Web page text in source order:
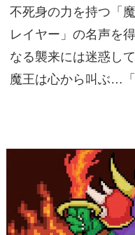
不死身の力を持つ「
レイヤー」の名声を
なる襲来には迷惑して
魔王は心から叫ぶ…